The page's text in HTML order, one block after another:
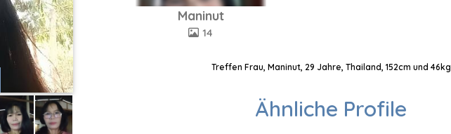
Maninut
14
Treffen Frau, Maninut, 29 Jahre, Thailand, 152cm und 46kg
Ähnliche Profile